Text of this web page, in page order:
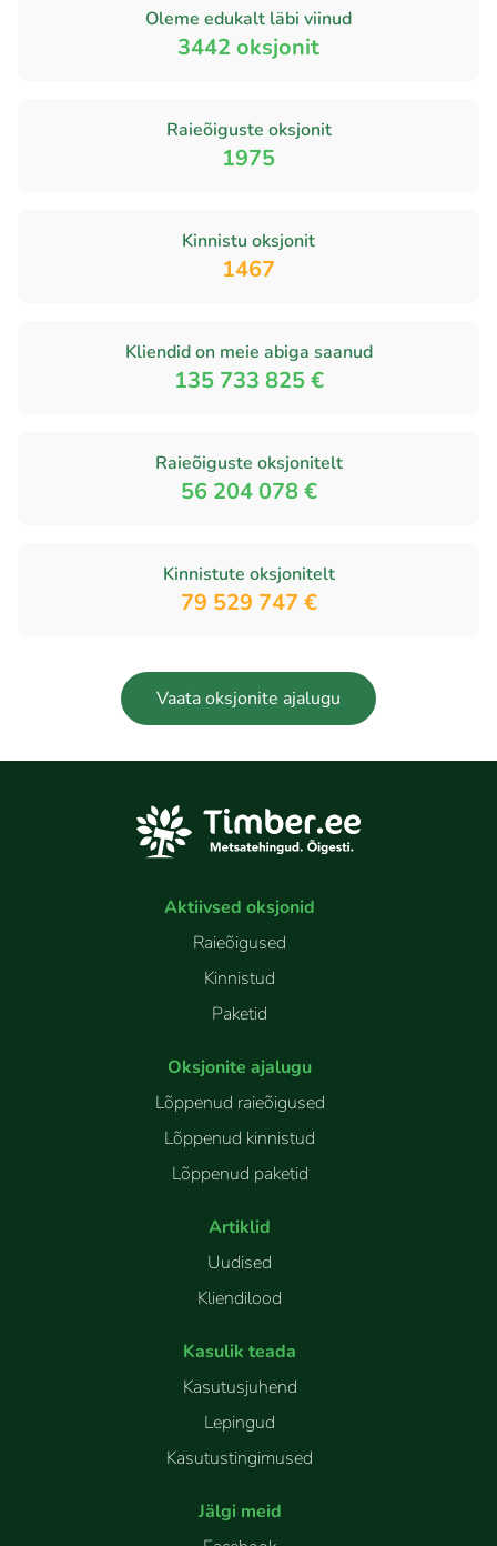
Oleme edukalt läbi viinud
3442 oksjonit
Raieõiguste oksjonit
1975
Kinnistu oksjonit
1467
Kliendid on meie abiga saanud
135 733 825 €
Raieõiguste oksjonitelt
56 204 078 €
Kinnistute oksjonitelt
79 529 747 €
Vaata oksjonite ajalugu
Aktiivsed oksjonid
Raieõigused
Kinnistud
Paketid
Oksjonite ajalugu
Lõppenud raieõigused
Lõppenud kinnistud
Lõppenud paketid
Artiklid
Uudised
Kliendilood
Kasulik teada
Kasutusjuhend
Lepingud
Kasutustingimused
Jälgi meid